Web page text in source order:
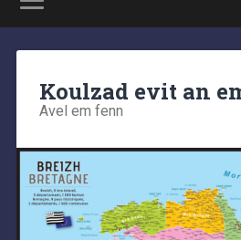
Koulzad evit an
Avel em fenn